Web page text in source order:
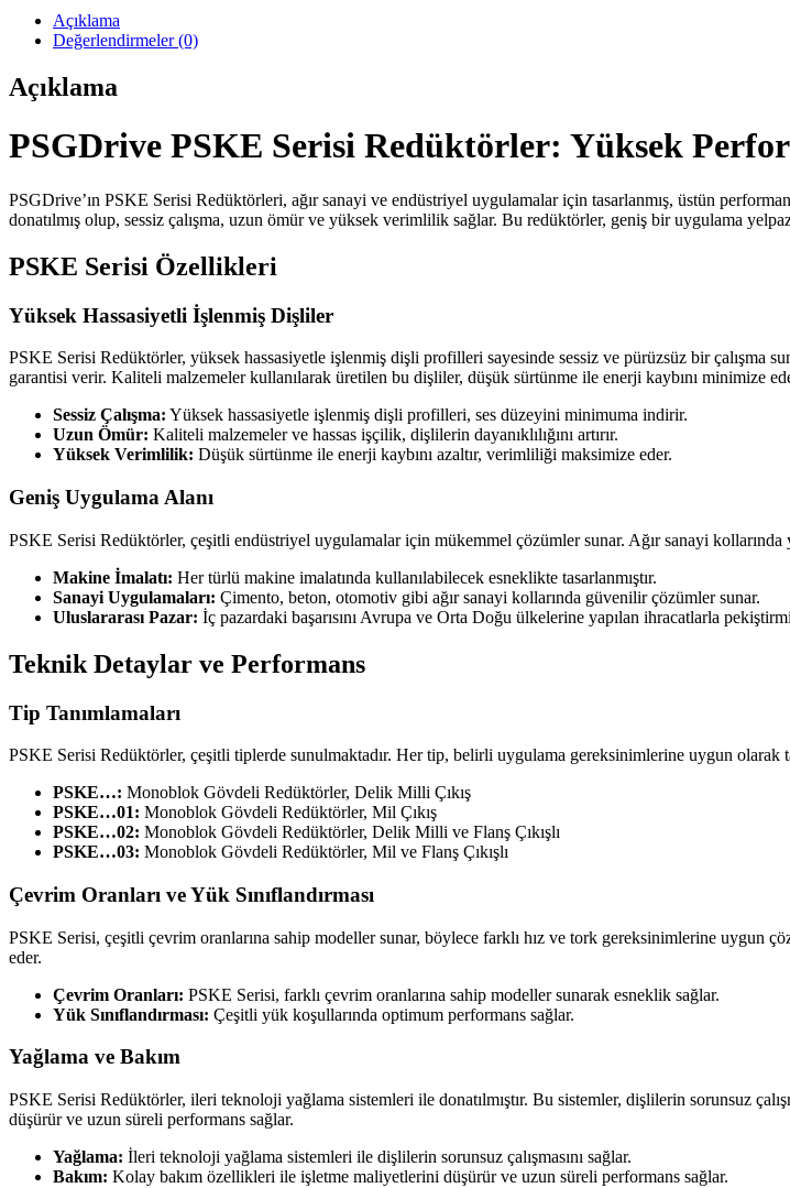
Açıklama
Değerlendirmeler (0)
Açıklama
PSGDrive PSKE Serisi Redüktörler: Yüksek
PSGDrive’ın PSKE Serisi Redüktörleri, ağır sanayi ve endüstriyel uygulamalar için tasarlanmış, üstün
donatılmış olup, sessiz çalışma, uzun ömür ve yüksek verimlilik sağlar. Bu redüktörler, geniş bir uygulama
PSKE Serisi Özellikleri
Yüksek Hassasiyetli İşlenmiş Dişliler
PSKE Serisi Redüktörler, yüksek hassasiyetle işlenmiş dişli profilleri sayesinde sessiz ve pürüzsüz bir
garantisi verir. Kaliteli malzemeler kullanılarak üretilen bu dişliler, düşük sürtünme ile enerji kaybını minimize
Sessiz Çalışma: Yüksek hassasiyetle işlenmiş dişli profilleri, ses düzeyini minimuma indirir.
Uzun Ömür: Kaliteli malzemeler ve hassas işçilik, dişlilerin dayanıklılığını artırır.
Yüksek Verimlilik: Düşük sürtünme ile enerji kaybını azaltır, verimliliği maksimize eder.
Geniş Uygulama Alanı
PSKE Serisi Redüktörler, çeşitli endüstriyel uygulamalar için mükemmel çözümler sunar. Ağır sanayi kollarında
Makine İmalatı: Her türlü makine imalatında kullanılabilecek esneklikte tasarlanmıştır.
Sanayi Uygulamaları: Çimento, beton, otomotiv gibi ağır sanayi kollarında güvenilir çözümler sunar.
Uluslararası Pazar: İç pazardaki başarısını Avrupa ve Orta Doğu ülkelerine yapılan ihracatlarla
Teknik Detaylar ve Performans
Tip Tanımlamaları
PSKE Serisi Redüktörler, çeşitli tiplerde sunulmaktadır. Her tip, belirli uygulama gereksinimlerine uygun olarak
PSKE…: Monoblok Gövdeli Redüktörler, Delik Milli Çıkış
PSKE…01: Monoblok Gövdeli Redüktörler, Mil Çıkış
PSKE…02: Monoblok Gövdeli Redüktörler, Delik Milli ve Flanş Çıkışlı
PSKE…03: Monoblok Gövdeli Redüktörler, Mil ve Flanş Çıkışlı
Çevrim Oranları ve Yük Sınıflandırması
PSKE Serisi, çeşitli çevrim oranlarına sahip modeller sunar, böylece farklı hız ve tork gereksinimlerine uygun
eder.
Çevrim Oranları: PSKE Serisi, farklı çevrim oranlarına sahip modeller sunarak esneklik sağlar.
Yük Sınıflandırması: Çeşitli yük koşullarında optimum performans sağlar.
Yağlama ve Bakım
PSKE Serisi Redüktörler, ileri teknoloji yağlama sistemleri ile donatılmıştır. Bu sistemler, dişlilerin sorunsuz
düşürür ve uzun süreli performans sağlar.
Yağlama: İleri teknoloji yağlama sistemleri ile dişlilerin sorunsuz çalışmasını sağlar.
Bakım: Kolay bakım özellikleri ile işletme maliyetlerini düşürür ve uzun süreli performans sağlar.